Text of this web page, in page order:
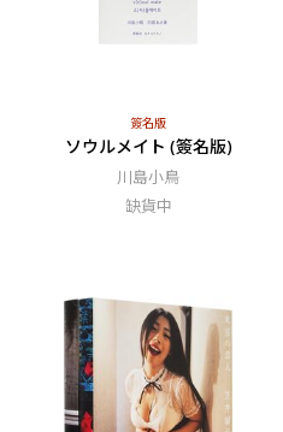
簽名版
ソウルメイト (簽名版)
川島小鳥
缺貨中